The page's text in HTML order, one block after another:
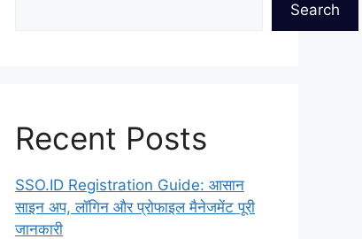
Search
Recent Posts
SSO.ID Registration Guide: आसान
साइन अप, लॉगिन और प्रोफाइल मैनेजमेंट पूरी
जानकारी